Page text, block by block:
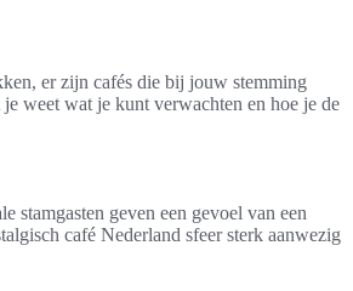
er zijn cafés die bij jouw stemming
weet wat je kunt verwachten en hoe je de
stamgasten geven een gevoel van een
café Nederland sfeer sterk aanwezig